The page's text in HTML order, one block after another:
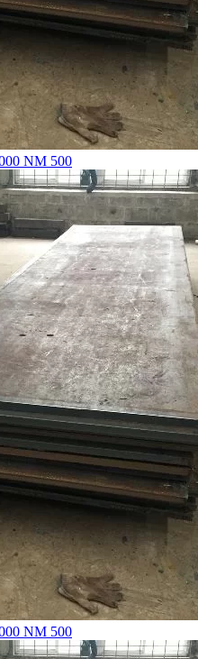
NM 500
NM 500